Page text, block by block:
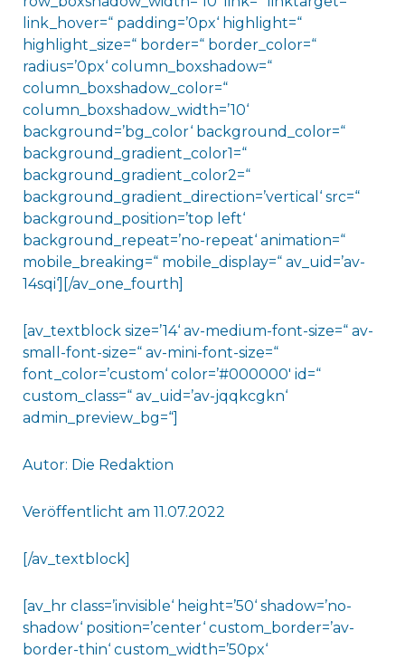
link_hover=“ padding=’0px‘ highlight=“
highlight_size=“ border=“ border_color=“
radius=’0px‘ column_boxshadow=“
column_boxshadow_color=“
column_boxshadow_width=’10‘
background=’bg_color‘ background_color=“
background_gradient_color1=“
background_gradient_color2=“
background_gradient_direction=’vertical‘ src=“
background_position=’top left‘
background_repeat=’no-repeat‘ animation=“
mobile_breaking=“ mobile_display=“ av_uid=’av-
14sqi‘][/av_one_fourth]
[av_textblock size=’14‘ av-medium-font-size=“ av-
small-font-size=“ av-mini-font-size=“
font_color=’custom‘ color=’#000000′ id=“
custom_class=“ av_uid=’av-jqqkcgkn‘
admin_preview_bg=“]
Autor: Die Redaktion
Veröffentlicht am 11.07.2022
[/av_textblock]
[av_hr class=’invisible‘ height=’50‘ shadow=’no-
shadow‘ position=’center‘ custom_border=’av-
border-thin‘ custom_width=’50px‘